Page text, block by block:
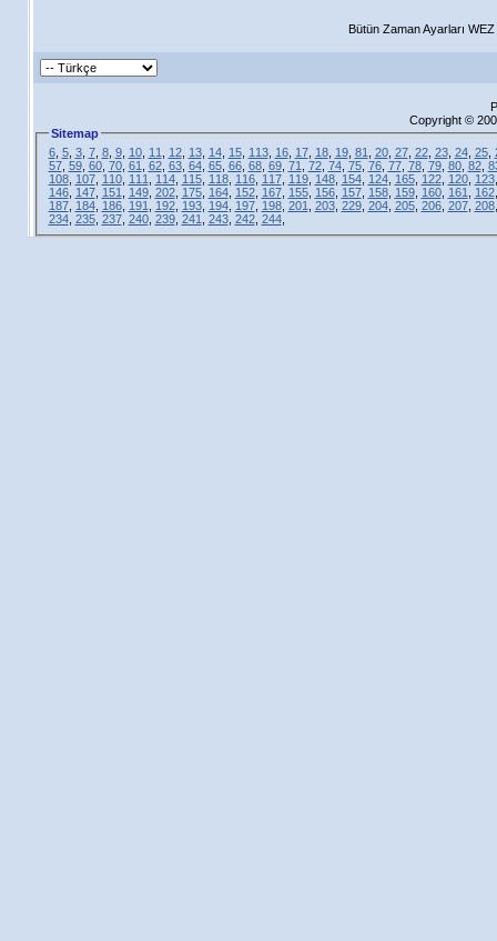
Bütün Zaman Ayarları
Copyright ©
Sitemap
6, 5, 3, 7, 8, 9, 10, 11 12, 13, 14, 15, 113, 16, 17, 18, 19, 81 20, 27, 22, 23, 24, 25,
57, 59, 60, 70, 61 62, 63, 64, 65, 66, 68, 69, 71 72, 74, 75, 76, 77, 78, 79, 80, 82,
108, 107, 110, 111 114, 115, 118, 116, 117, 119, 148, 154, 124, 165, 122, 120, 123
146, 147, 151 149, 202, 175, 164, 152, 167, 155, 156, 157, 158, 159, 160, 161 162
187, 184, 186, 191 192, 193, 194, 197, 198, 201 203, 229, 204, 205, 206, 207, 208
234, 235, 237, 240, 239, 241 243, 242, 244,